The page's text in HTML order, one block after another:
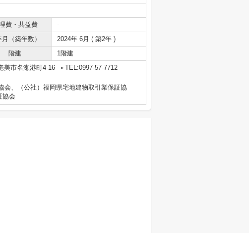
費・共益費
-
（築年数）
2024年 6月 ( 築2年 )
階建 1階建
美市名瀬港町4-16
TEL:0997-57-7712
会、（公社）福岡県宅地建物取引業保証協
協会